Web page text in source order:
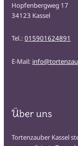
Hopfenbergweg 17
34123 Kassel
Tel.: 015901624891
E-Mail:
Über uns
Tortenzauber Kassel